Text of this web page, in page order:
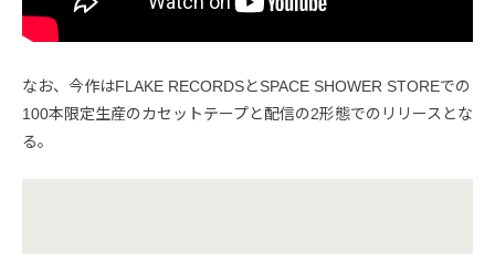
なお、今作はFLAKE RECORDSとSPACE SHOWER STOREでの
100本限定生産のカセットテープと配信の2形態でのリリースとな
る。